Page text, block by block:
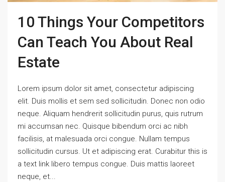
10 Things Your Competitors
Can Teach You About Real
Estate
Lorem ipsum dolor sit amet, consectetur adipiscing
elit. Duis mollis et sem sed sollicitudin. Donec non odio
neque. Aliquam hendrerit sollicitudin purus, quis rutrum
mi accumsan nec. Quisque bibendum orci ac nibh
facilisis, at malesuada orci congue. Nullam tempus
sollicitudin cursus. Ut et adipiscing erat. Curabitur this is
a text link libero tempus congue. Duis mattis laoreet
neque, et...